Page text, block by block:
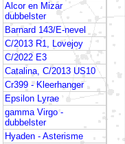
Alcor en Mizar
dubbelster
Barnard 143/E-nevel
C/2013 R1, Lovejoy
C/2022 E3
Catalina, C/2013 US10
Cr399 - Kleerhanger
Epsilon Lyrae
gamma Virgo -
dubbelster
Hyaden - Asterisme